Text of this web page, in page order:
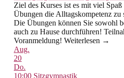
Ziel des Kurses ist es mit viel
Übungen die Alltagskompetenz zu
Die Übungen können Sie sowohl
auch zu Hause durchführen!
Voranmeldung! Weiterlesen →
Aug.
20
Do.
10:00 Sitzgymnastik